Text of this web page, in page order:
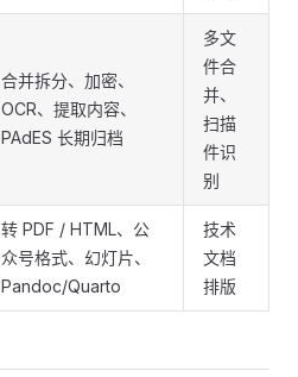
合并拆分、加密、
OCR、提取内容、
PAdES 长期归档
多文
件合
并、
扫描
件识
别
转 PDF / HTML、公
众号格式、幻灯片、
Pandoc/Quarto
技术
文档
排版